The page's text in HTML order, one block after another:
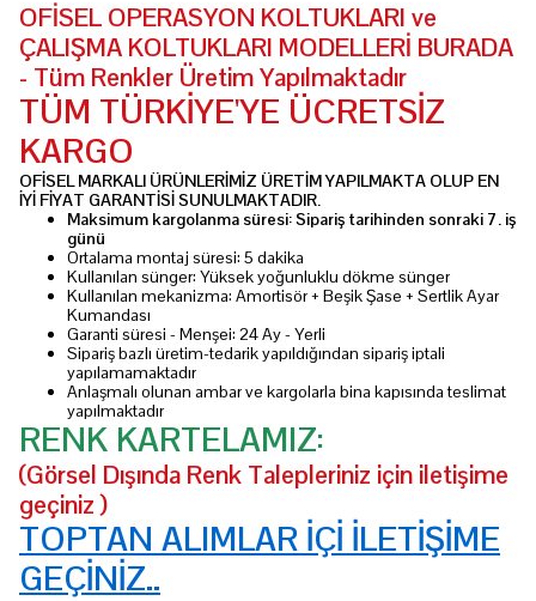
OFİSEL OPERASYON KOLTUKLARI ve
ÇALIŞMA KOLTUKLARI MODELLERİ BURADA
- Tüm Renkler Üretim Yapılmaktadır
TÜM TÜRKİYE'YE ÜCRETSİZ
KARGO
OFİSEL MARKALI ÜRÜNLERİMİZ ÜRETİM YAPILMAKTA OLUP EN
İYİ FİYAT GARANTİSİ SUNULMAKTADIR.
Maksimum kargolanma süresi: Sipariş tarihinden sonraki 7. iş
günü
Ortalama montaj süresi: 5 dakika
Kullanılan sünger: Yüksek yoğunluklu dökme sünger
Kullanılan mekanizma: Amortisör + Beşik Şase + Sertlik Ayar
Kumandası
Garanti süresi - Menşei: 24 Ay - Yerli
Sipariş bazlı üretim-tedarik yapıldığından sipariş iptali
yapılamamaktadır
Anlaşmalı olunan ambar ve kargolarla bina kapısında teslimat
yapılmaktadır
RENK KARTELAMIZ:
(Görsel Dışında Renk Talepleriniz için iletişime
geçiniz )
TOPTAN ALIMLAR İÇİ İLETİŞİME
GEÇİNİZ..